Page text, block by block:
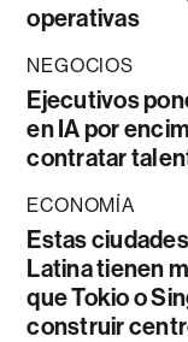
operativas
NEGOCIOS
Ejecutivos
en IA por
contratar
ECONOMÍA
Estas
Latina tienen
que Tokio o
construir